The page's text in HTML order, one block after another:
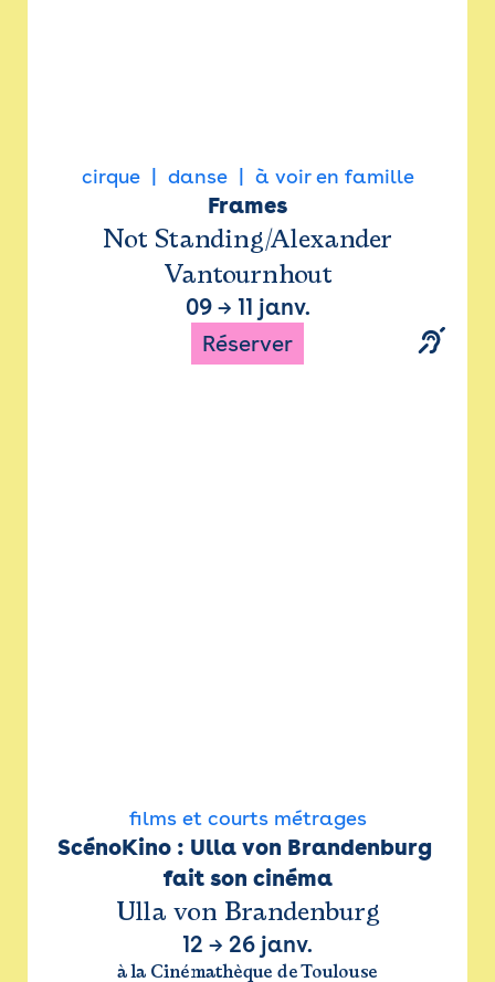
cirque danse à voir en famille
Frames
Not Standing/Alexander
Vantournhout
09→ 11 janv.
Réserver
films et courts métrages
ScénoKino : Ulla von Brandenburg
fait son cinéma
Ulla von Brandenburg
12 → 26 janv.
à la Cinémathèque de Toulouse